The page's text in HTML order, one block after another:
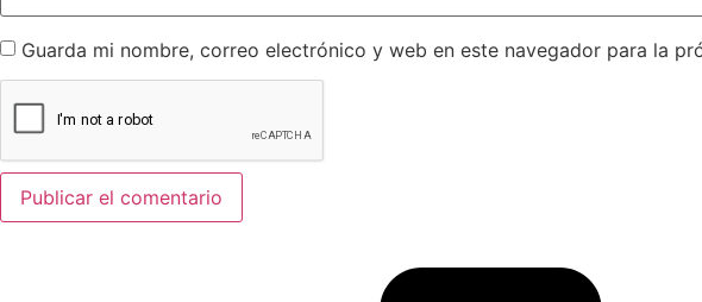
Guarda mi nombre, correo electrónico y web en este navegador para la